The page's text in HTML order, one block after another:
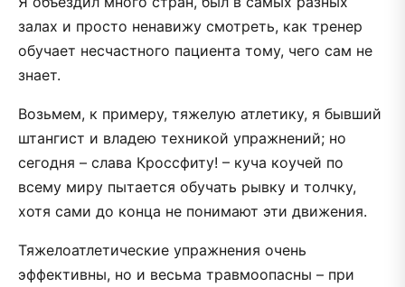
залах и просто ненавижу смотреть, как тренер
обучает несчастного пациента тому, чего сам не
знает.
Возьмем, к примеру, тяжелую атлетику, я бывший
штангист и владею техникой упражнений; но
сегодня – слава Кроссфиту! – куча коучей по
всему миру пытается обучать рывку и толчку,
хотя сами до конца не понимают эти движения.
Тяжелоатлетические упражнения очень
эффективны, но и весьма травмоопасны – при